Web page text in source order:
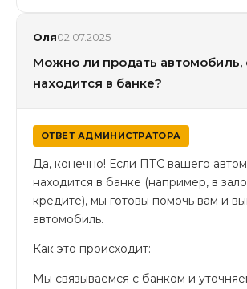
Оля02.07.2025
Можно ли продать автомобиль,
находится в банке?
ОТВЕТ АДМИНИСТРАТОРА
Да, конечно! Если ПТС вашего
находится в банке (например, в
кредите), мы готовы помочь вам и
автомобиль.
Как это происходит:
Мы связываемся с банком и